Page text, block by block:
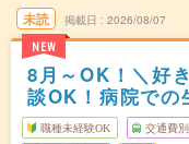
未読
NEW
掲載日 2026/08/07
8月～OK！＼好
談OK！病院での
職種未経験OK 交通費